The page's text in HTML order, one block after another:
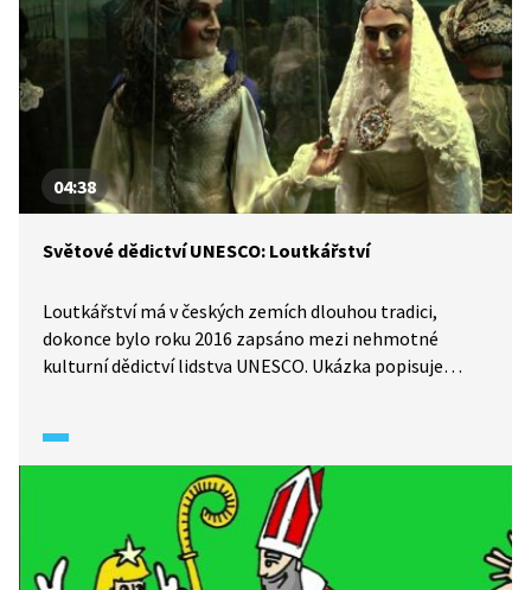
04:38
Světové dědictví UNESCO: Loutkářství
Loutkářství má v českých zemích dlouhou tradici,
dokonce bylo roku 2016 zapsáno mezi nehmotné
kulturní dědictví lidstva UNESCO. Ukázka popisuje
každá slušná prvorepubliková rodina měla vlastní
loutkové divadlo? A co musí zkušený loutkář umět?